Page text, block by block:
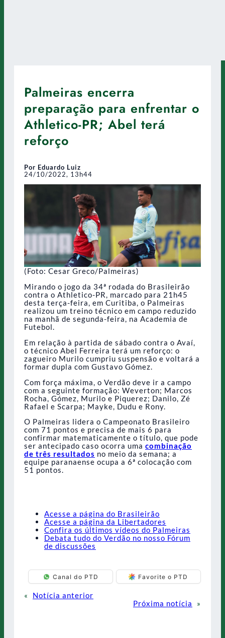
Palmeiras encerra
preparação para enfrentar o
Athletico-PR; Abel terá
reforço
Por Eduardo Luiz
24/10/2022, 13h44
(Foto: Cesar Greco/Palmeiras)
Mirando o jogo da 34ª rodada do Brasileirão
contra o Athletico-PR, marcado para 21h45
desta terça-feira, em Curitiba, o Palmeiras
realizou um treino técnico em campo reduzido
na manhã de segunda-feira, na Academia de
Futebol.
Em relação à partida de sábado contra o Avaí,
o técnico Abel Ferreira terá um reforço: o
zagueiro Murilo cumpriu suspensão e voltará a
formar dupla com Gustavo Gómez.
Com força máxima, o Verdão deve ir a campo
com a seguinte formação: Weverton; Marcos
Rocha, Gómez, Murilo e Piquerez; Danilo, Zé
Rafael e Scarpa; Mayke, Dudu e Rony.
O Palmeiras lidera o Campeonato Brasileiro
com 71 pontos e precisa de mais 6 para
confirmar matematicamente o título, que pode
ser antecipado caso ocorra uma combinação
de três resultados no meio da semana; a
equipe paranaense ocupa a 6ª colocação com
51 pontos.
Acesse a página do Brasileirão
Acesse a página da Libertadores
Confira os últimos vídeos do Palmeiras
Debata tudo do Verdão no nosso Fórum
de discussões
Canal do PTD Favorite o PTD
«
Notícia anterior
Próxima notícia
»